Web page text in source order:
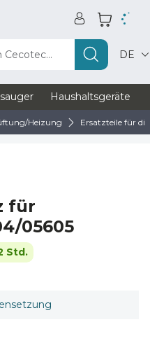
Cecotec... DE
Haushaltsgeräte
Heizung Ersatzteile für
für
05605
Std.